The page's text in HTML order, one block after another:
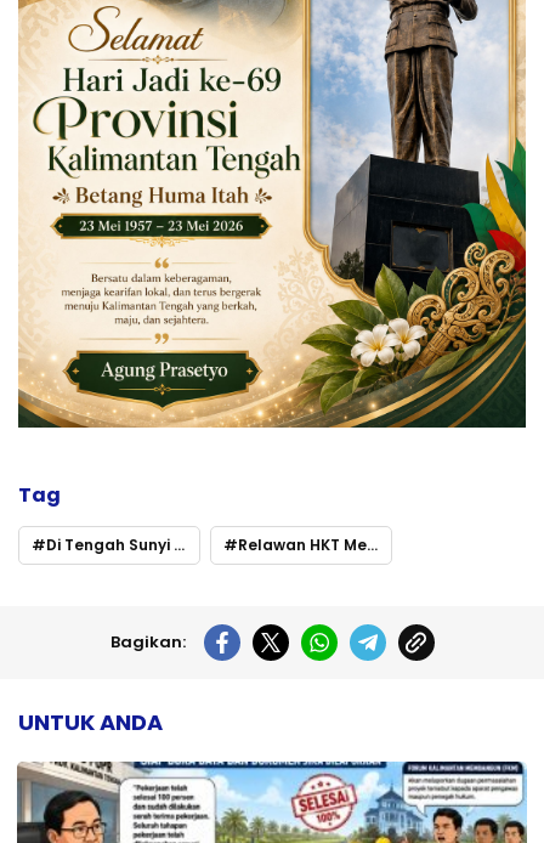
Tag
Di Tengah Sunyi Perjuangan Hidup Relawan HKT Menyalakan Harapan Keluarga Saidah
Bagikan:
UNTUK ANDA